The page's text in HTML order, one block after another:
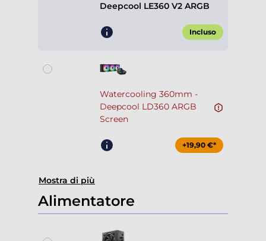
Deepcool LE360 V2 ARGB
Incluso
Watercooling 360mm -
Deepcool LD360 ARGB
Screen
+19,90 €*
Mostra di più
Alimentatore